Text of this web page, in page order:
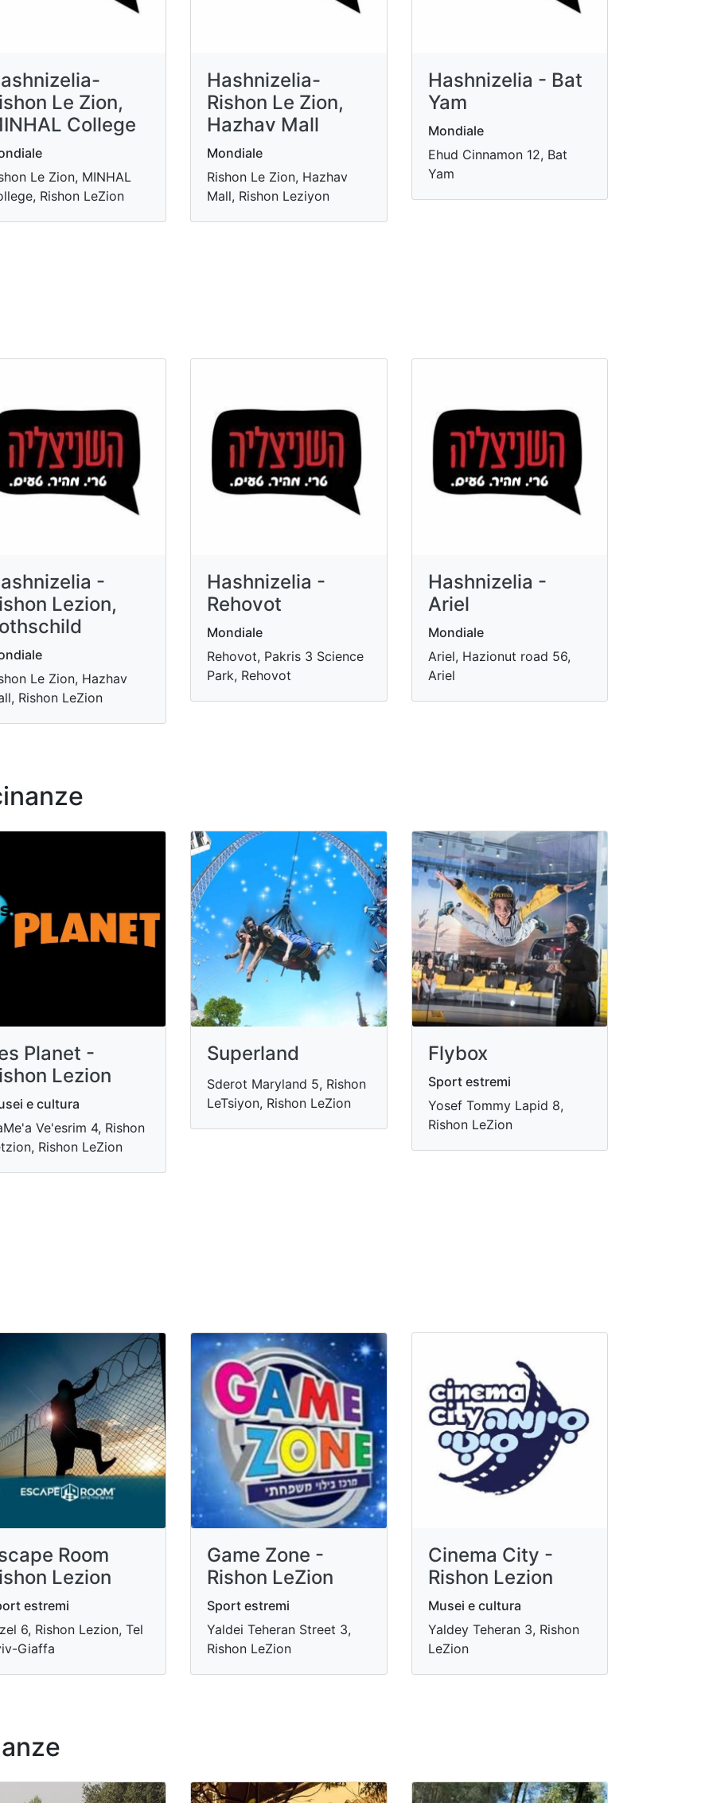
Le Zion,
College
Le Zion, MINHAL
Rishon LeZion
Hashnizelia-
Rishon Le Zion,
Hazhav Mall
Mondiale
Rishon Le Zion, Hazhav
Mall, Rishon Leziyon
Hashnizelia - Bat
Yam
Mondiale
Ehud Cinnamon 12, Bat
Yam
-
Lezion,
Le Zion, Hazhav
Rishon LeZion
Hashnizelia -
Rehovot
Mondiale
Rehovot, Pakris 3 Science
Park, Rehovot
Hashnizelia -
Ariel
Mondiale
Ariel, Hazionut road 56,
Ariel
Planet -
Lezion
e cultura
Ve'esrim 4, Rishon
Rishon LeZion
Superland
Sderot Maryland 5, Rishon
LeTsiyon, Rishon LeZion
Flybox
Sport estremi
Yosef Tommy Lapid 8,
Rishon LeZion
Room
Lezion
estremi
6, Rishon Lezion, Tel
Giaffa
Game Zone -
Rishon LeZion
Sport estremi
Yaldei Teheran Street 3,
Rishon LeZion
Cinema City -
Rishon Lezion
Musei e cultura
Yaldey Teheran 3, Rishon
LeZion